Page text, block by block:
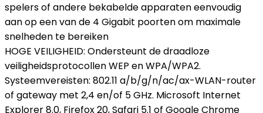
spelers of andere bekabelde apparaten eenvoudig
aan op een van de 4 Gigabit poorten om maximale
snelheden te bereiken
HOGE VEILIGHEID: Ondersteunt de draadloze
veiligheidsprotocollen WEP en WPA/WPA2.
Systeemvereisten: 802.11 a/b/g/n/ac/ax-WLAN-router
of gateway met 2,4 en/of 5 GHz. Microsoft Internet
Explorer 8.0, Firefox 20, Safari 5.1 of Google Chrome